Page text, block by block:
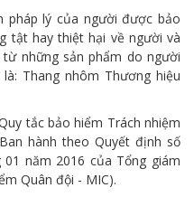
pháp lý của người được bảo
tật hay thiệt hại về người và
những sản phẩm do người
Thang nhôm Thương hiệu
tắc bảo hiểm Trách nhiệm
hành theo Quyết định số
năm 2016 của Tổng giám
Quân đội - MIC).